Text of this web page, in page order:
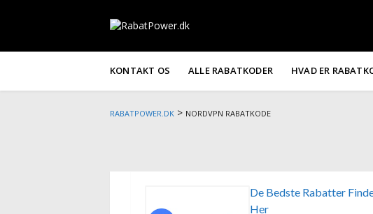
KONTAKT OS ALLE RABATKODER HVAD ER
RABATPOWER.DK > NORDVPN RABATKODE
De Bedste Rabatter
Her